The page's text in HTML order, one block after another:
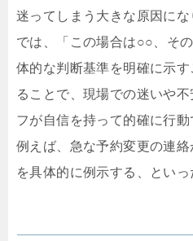
迷ってしまう大きな原因に
では、「この場合は○○、そ
体的な判断基準を明確に示
ることで、現場での迷いや
フが自信を持って的確に行動
例えば、急な予約変更の連
を具体的に例示する、といっ